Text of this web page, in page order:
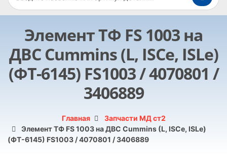
Элемент ТФ FS 1003 на
ДВС Cummins (L, ISCe, ISLe)
(ФТ-6145) FS1003 / 4070801 /
3406889
Главная
Запчасти МД ст2
Элемент ТФ FS 1003 на ДВС Cummins (L, ISCe, ISLe)
(ФТ-6145) FS1003 / 4070801 / 3406889